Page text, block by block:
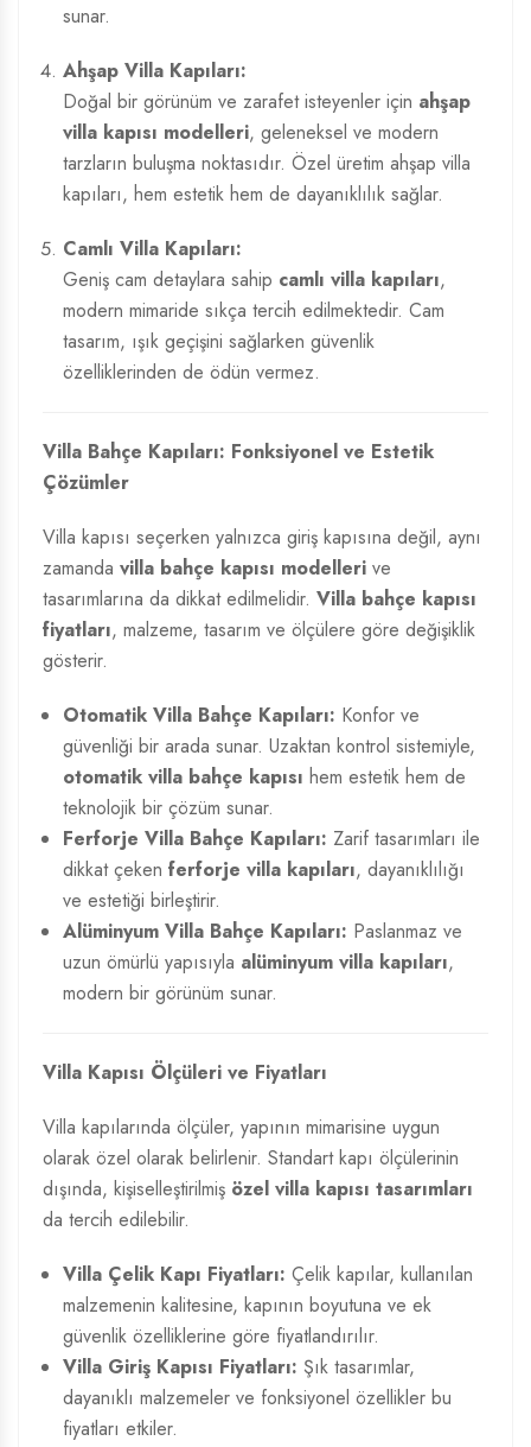
sunar.
Ahşap Villa Kapıları:
Doğal bir görünüm ve zarafet isteyenler için ahşap
villa kapısı modelleri, geleneksel ve modern
tarzların buluşma noktasıdır. Özel üretim ahşap villa
kapıları, hem estetik hem de dayanıklılık sağlar.
Camlı Villa Kapıları:
Geniş cam detaylara sahip camlı villa kapıları,
modern mimaride sıkça tercih edilmektedir. Cam
tasarım, ışık geçişini sağlarken güvenlik
özelliklerinden de ödün vermez.
Villa Bahçe Kapıları: Fonksiyonel ve Estetik
Çözümler
Villa kapısı seçerken yalnızca giriş kapısına değil, aynı
zamanda villa bahçe kapısı modelleri ve
tasarımlarına da dikkat edilmelidir. Villa bahçe kapısı
fiyatları, malzeme, tasarım ve ölçülere göre değişiklik
gösterir.
Otomatik Villa Bahçe Kapıları: Konfor ve
güvenliği bir arada sunar. Uzaktan kontrol sistemiyle,
otomatik villa bahçe kapısı hem estetik hem de
teknolojik bir çözüm sunar.
Ferforje Villa Bahçe Kapıları: Zarif tasarımları ile
dikkat çeken ferforje villa kapıları, dayanıklılığı
ve estetiği birleştirir.
Alüminyum Villa Bahçe Kapıları: Paslanmaz ve
uzun ömürlü yapısıyla alüminyum villa kapıları,
modern bir görünüm sunar.
Villa Kapısı Ölçüleri ve Fiyatları
Villa kapılarında ölçüler, yapının mimarisine uygun
olarak özel olarak belirlenir. Standart kapı ölçülerinin
dışında, kişiselleştirilmiş özel villa kapısı tasarımları
da tercih edilebilir.
Villa Çelik Kapı Fiyatları: Çelik kapılar, kullanılan
malzemenin kalitesine, kapının boyutuna ve ek
güvenlik özelliklerine göre fiyatlandırılır.
Villa Giriş Kapısı Fiyatları: Şık tasarımlar,
dayanıklı malzemeler ve fonksiyonel özellikler bu
fiyatları etkiler.